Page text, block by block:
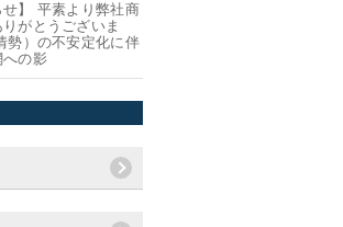
】 平素より弊社商
がとうございま
勢）の不安定化に伴
の影